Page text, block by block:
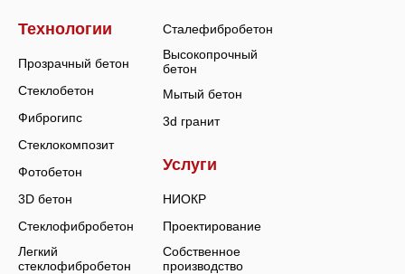
Собственное
производство
Проектирование
НИОКР
3d гранит
Мытый бетон
Высокопрочный
бетон
Сталефибробетон
Легкий
стеклофибробетон
Стеклофибробетон
3D бетон
Фотобетон
Стеклокомпозит
Фиброгипс
Стеклобетон
Прозрачный бетон
Услуги
Технологии